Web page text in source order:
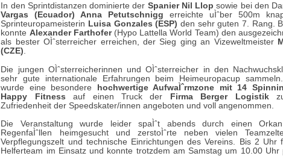
In den Sprintdistanzen dominierte der Spanier Nil Llop sowie bei den
Vargas (Ecuador) Anna Petutschnigg erreichte uÌˆber 500m
Sprinteuropameisterin Luisa Gonzales (ESP) den sehr guten 7. Rang.
konnte Alexander Farthofer(Hypo Lattella World Team) den
als bester OÌˆsterreicher erreichen, der Sieg ging an Vizeweltmeister
(CZE).
Die jungen OÌˆsterreicherinnen und OÌˆsterreicher in den
sehr gute internationale Erfahrungen beim Heimeuropacup
wurde eine besondere hochwertige AufwaÌˆrmzone mit 14
Happy Fitness auf einen Truck der Firma Berger Logistik
Zufriedenheit der Speedskater/innen angeboten und voll angenommen.
Die Veranstaltung wurde leider spaÌˆt abends durch einen
RegenfaÌˆllen heimgesucht und zerstoÌˆrte neben vielen
Verpflegungszelt und technische Einrichtungen des Vereins. Bis 2 Uhr
Helferteam im Einsatz und konnte trotzdem am Samstag um 10.00 Uhr